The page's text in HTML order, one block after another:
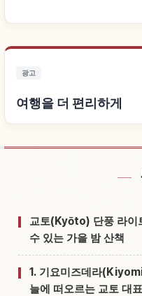
광고
여행을 더 편리하게
교토(Kyōto) 단풍 라이
수 있는 가을 밤 산책
1. 기요미즈데라
늘에 떠오르는 교토 대